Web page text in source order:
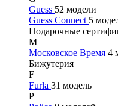
Guess 52 модели
Guess Connect 5
Подарочные
М
Московское Время 4
Бижутерия
F
Furla 31 модель
P